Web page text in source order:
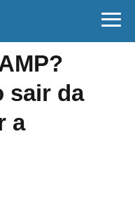
sair da
a